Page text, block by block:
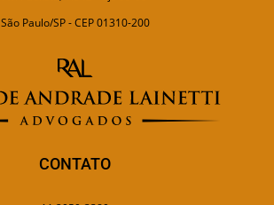
São Paulo/SP - CEP 01310-200
CONTATO